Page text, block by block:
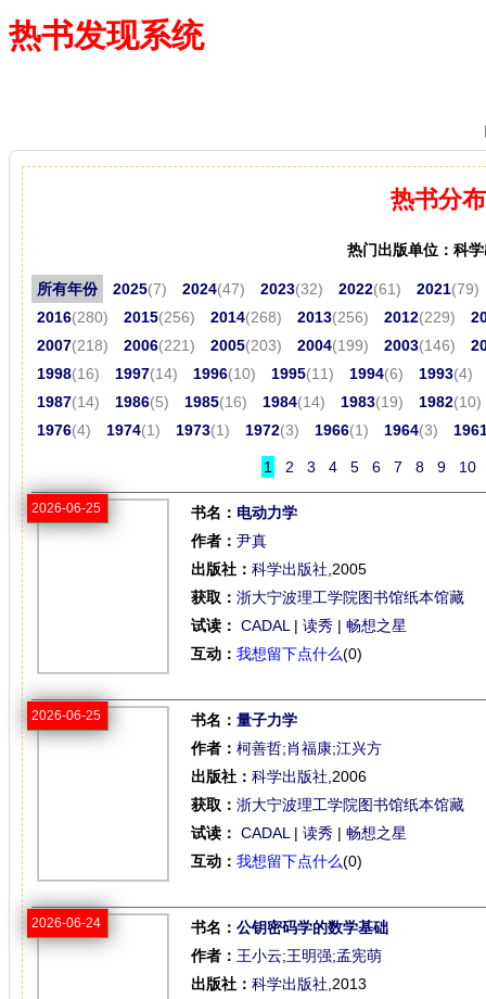
热书发现系统
热书分布
热门出版单位：科
所有年份 2025(7) 2024(47) 2023(32) 2022(61) 2021(79)
2016(280) 2015(256) 2014(268) 2013(256) 2012(229)
2007(218) 2006(221) 2005(203) 2004(199) 2003(146)
1998(16) 1997(14) 1996(10) 1995(11) 1994(6) 1993(4)
1987(14) 1986(5) 1985(16) 1984(14) 1983(19) 1982(10)
1976(4) 1974(1) 1973(1) 1972(3) 1966(1) 1964(3)
1 2 3 4 5 6 7 8 9 10
2026-06-25 书名： 电动力学
作者： 尹真
出版社： 科学出版社 ,2005
获取： 浙大宁波理工学院图书馆纸本馆藏
试读： CADAL | 读秀 | 畅想之星
互动： 我想留下点什么(0)
2026-06-25 书名： 量子力学
作者： 柯善哲;肖福康;江兴方
出版社： 科学出版社 ,2006
获取： 浙大宁波理工学院图书馆纸本馆藏
试读： CADAL | 读秀 | 畅想之星
互动： 我想留下点什么(0)
2026-06-24 书名： 公钥密码学的数学基础
作者： 王小云;王明强;孟宪萌
出版社： 科学出版社 ,2013